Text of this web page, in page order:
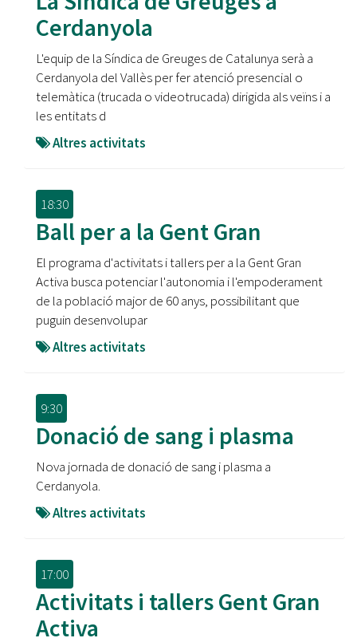
Cerdanyola
L'equip de la Síndica de Greuges de Catalunya serà a
Cerdanyola del Vallès per fer atenció presencial o
telemàtica (trucada o videotrucada) dirigida als veïns i a
les entitats d
Altres activitats
18:30
Ball per a la Gent Gran
El programa d'activitats i tallers per a la Gent Gran
Activa busca potenciar l'autonomia i l'empoderament
de la població major de 60 anys, possibilitant que
puguin desenvolupar
Altres activitats
9:30
Donació de sang i plasma
Nova jornada de donació de sang i plasma a
Cerdanyola.
Altres activitats
17:00
Activitats i tallers Gent Gran
Activa